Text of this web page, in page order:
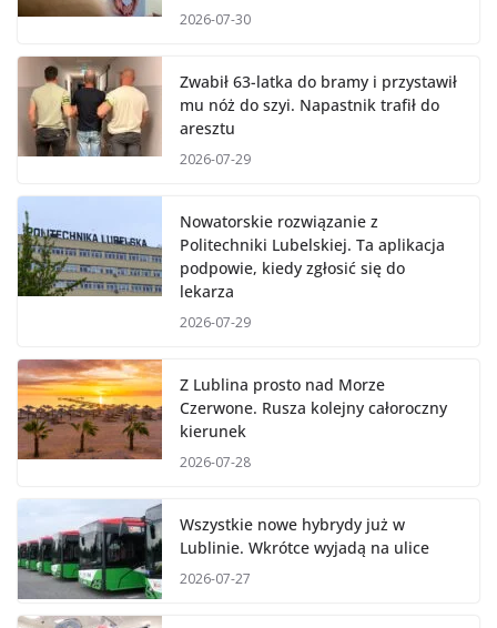
2026-07-30
Zwabił 63-latka do bramy i przystawił
mu nóż do szyi. Napastnik trafił do
aresztu
2026-07-29
Nowatorskie rozwiązanie z
Politechniki Lubelskiej. Ta aplikacja
podpowie, kiedy zgłosić się do
lekarza
2026-07-29
Z Lublina prosto nad Morze
Czerwone. Rusza kolejny całoroczny
kierunek
2026-07-28
Wszystkie nowe hybrydy już w
Lublinie. Wkrótce wyjadą na ulice
2026-07-27